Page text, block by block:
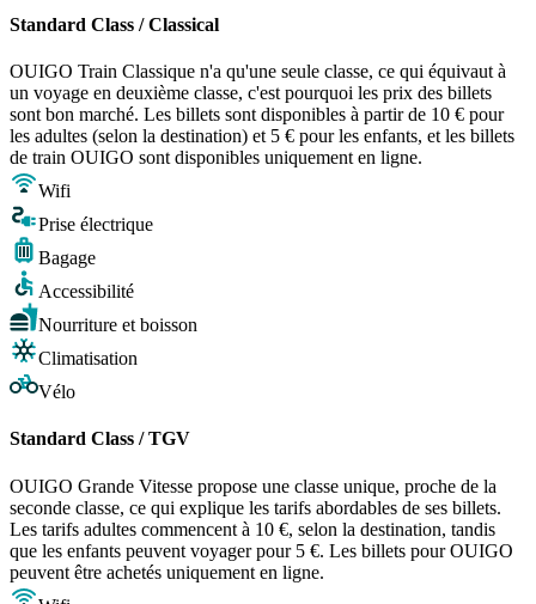
Standard Class / Classical
OUIGO Train Classique n'a qu'une seule classe, ce qui équivaut à
un voyage en deuxième classe, c'est pourquoi les prix des billets
sont bon marché. Les billets sont disponibles à partir de 10 € pour
les adultes (selon la destination) et 5 € pour les enfants, et les billets
de train OUIGO sont disponibles uniquement en ligne.
Wifi
Prise électrique
Bagage
Accessibilité
Nourriture et boisson
Climatisation
Vélo
Standard Class / TGV
OUIGO Grande Vitesse propose une classe unique, proche de la
seconde classe, ce qui explique les tarifs abordables de ses billets.
Les tarifs adultes commencent à 10 €, selon la destination, tandis
que les enfants peuvent voyager pour 5 €. Les billets pour OUIGO
peuvent être achetés uniquement en ligne.